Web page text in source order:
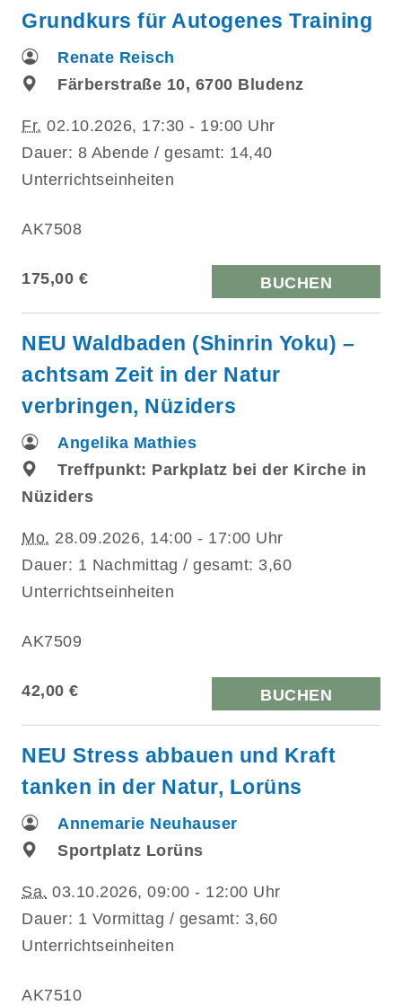
Grundkurs für Autogenes Training
Renate Reisch
Färberstraße 10, 6700 Bludenz
Fr. 02.10.2026, 17:30 - 19:00 Uhr
Dauer: 8 Abende / gesamt: 14,40
Unterrichtseinheiten
AK7508
175,00 € BUCHEN
NEU Waldbaden (Shinrin Yoku) –
achtsam Zeit in der Natur
verbringen, Nüziders
Angelika Mathies
Treffpunkt: Parkplatz bei der Kirche in
Nüziders
Mo. 28.09.2026, 14:00 - 17:00 Uhr
Dauer: 1 Nachmittag / gesamt: 3,60
Unterrichtseinheiten
AK7509
42,00 € BUCHEN
NEU Stress abbauen und Kraft
tanken in der Natur, Lorüns
Annemarie Neuhauser
Sportplatz Lorüns
Sa. 03.10.2026, 09:00 - 12:00 Uhr
Dauer: 1 Vormittag / gesamt: 3,60
Unterrichtseinheiten
AK7510